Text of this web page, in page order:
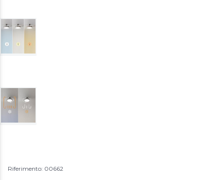
Riferimento: 00662